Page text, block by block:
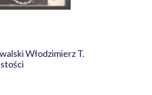
Włodzimierz T.